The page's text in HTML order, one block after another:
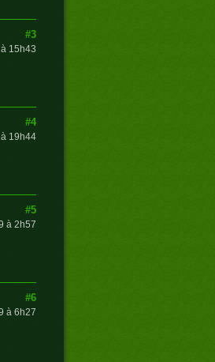
#3
15h43
#4
19h44
#5
à 2h57
#6
à 6h27